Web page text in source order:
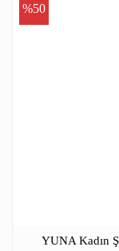
YUNA Kadın
%50